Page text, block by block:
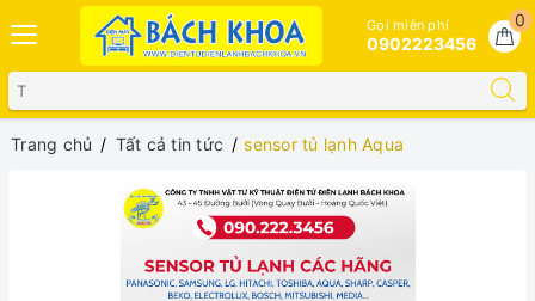
0
Gọi miễn phí
0902223456
Trang chủ Tất cả tin tức sensor tủ lạnh Aqua